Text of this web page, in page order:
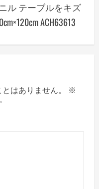
ル テーブルをキズ
ACH63613
はありません。
※